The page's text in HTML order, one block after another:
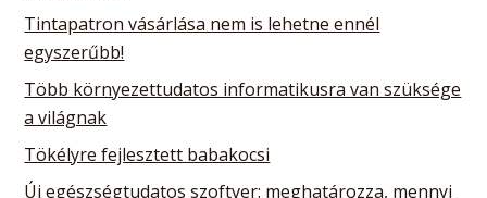
Tintapatron vásárlása nem is lehetne ennél
egyszerűbb!
Több környezettudatos informatikusra van szüksége
a világnak
Tökélyre fejlesztett babakocsi
Új egészségtudatos szoftver: meghatározza, mennyi